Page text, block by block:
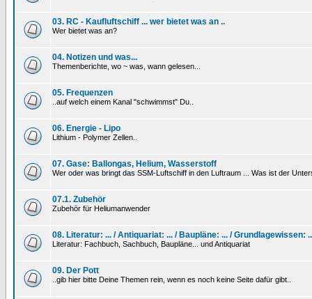
03. RC - Kaufluftschiff ... wer bietet was an ..
Wer bietet was an?
04. Notizen und was...
Themenberichte, wo ~ was, wann gelesen...
05. Frequenzen
..auf welch einem Kanal "schwimmst" Du..
06. Energie - Lipo
Lithium - Polymer Zellen..
07. Gase: Ballongas, Helium, Wasserstoff
Wer oder was bringt das SSM-Luftschiff in den Luftraum ... Was ist der
07.1. Zubehör
Zubehör für Heliumanwender
08. Literatur: ... / Antiquariat: ... / Baupläne: ... / Grundlagewissen:
Literatur: Fachbuch, Sachbuch, Baupläne... und Antiquariat
09. Der Pott
..gib hier bitte Deine Themen rein, wenn es noch keine Seite dafür gibt..